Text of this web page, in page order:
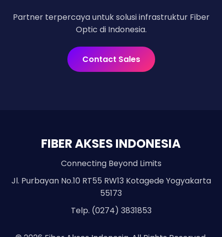
Partner terpercaya untuk solusi infrastruktur Fiber
Optic di Indonesia.
Contact Sales
FIBER AKSES INDONESIA
Connecting Beyond Limits
Jl. Purbayan No.10 RT55 RW13 Kotagede Yogyakarta
55173
Telp. (0274) 3831853